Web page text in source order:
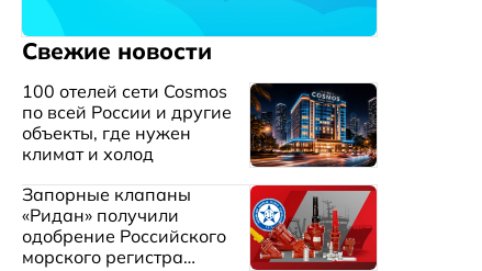
Свежие новости
100 отелей сети Cosmos
по всей России и другие
объекты, где нужен
климат и холод
Запорные клапаны
«Ридан» получили
одобрение Российского
морского регистра